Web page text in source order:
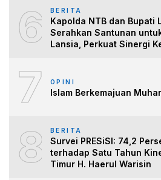
6 BERITA
Kapolda NTB dan Bupati
Serahkan Santunan
Lansia, Perkuat Sinergi
7 OPINI
Islam Berkemajuan
8 BERITA
Survei PRESiSI: 74,2
terhadap Satu Tahun
Timur H. Haerul Warisin